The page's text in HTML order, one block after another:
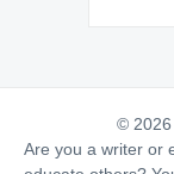
© 2026
Are you a writer or